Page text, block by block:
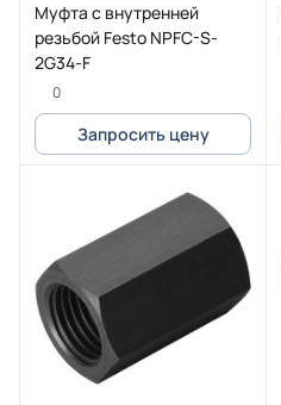
Муфта с внутренней
резьбой Festo NPFC-S-
2G34-F
0
Запросить цену